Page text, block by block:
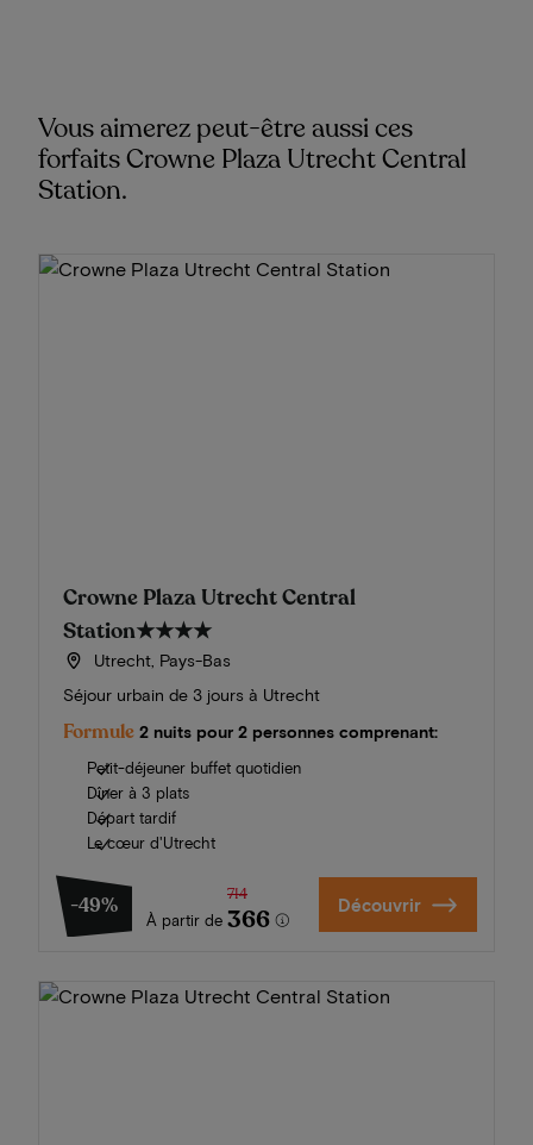
Vous aimerez peut-être aussi ces
forfaits Crowne Plaza Utrecht Central
Station.
Crowne Plaza Utrecht Central
Station★★★★
Utrecht, Pays-Bas
Séjour urbain de 3 jours à Utrecht
Formule 2 nuits pour 2 personnes comprenant:
Petit-déjeuner buffet quotidien
Dîner à 3 plats
Départ tardif
Le cœur d'Utrecht
-49%
À partir de
714
366 Découvrir